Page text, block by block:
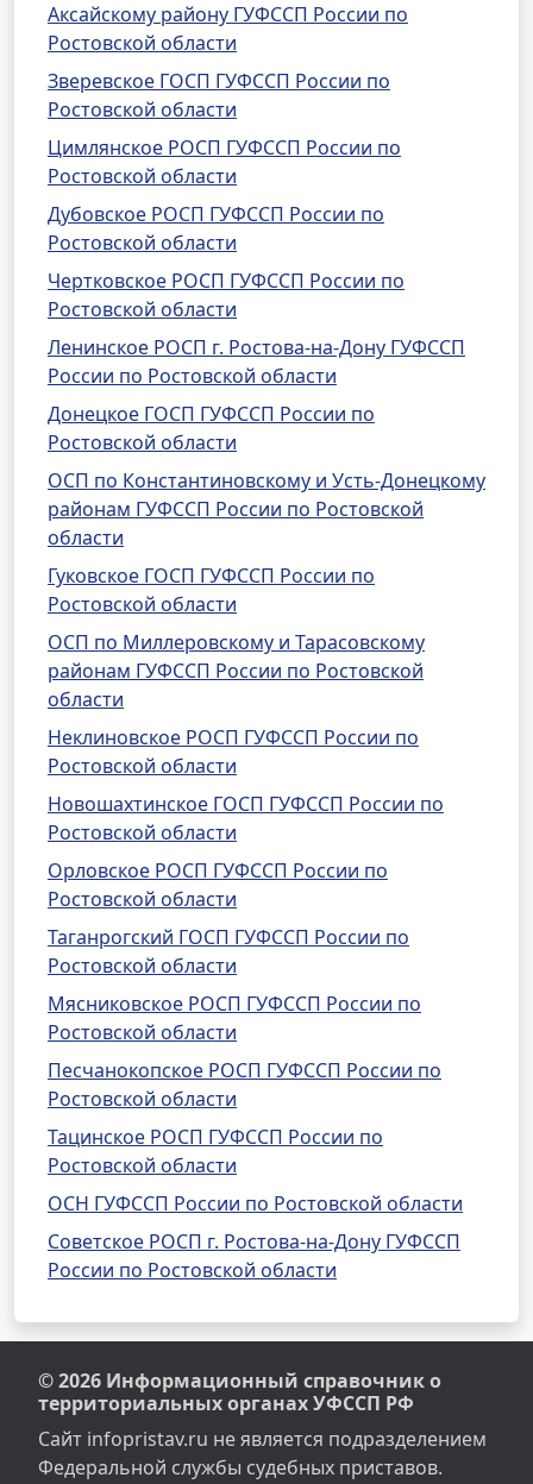
Аксайскому району ГУФССП России по
Ростовской области
Зверевское ГОСП ГУФССП России по
Ростовской области
Цимлянское РОСП ГУФССП России по
Ростовской области
Дубовское РОСП ГУФССП России по
Ростовской области
Чертковское РОСП ГУФССП России по
Ростовской области
Ленинское РОСП г. Ростова-на-Дону ГУФССП
России по Ростовской области
Донецкое ГОСП ГУФССП России по
Ростовской области
ОСП по Константиновскому и Усть-Донецкому
районам ГУФССП России по Ростовской
области
Гуковское ГОСП ГУФССП России по
Ростовской области
ОСП по Миллеровскому и Тарасовскому
районам ГУФССП России по Ростовской
области
Неклиновское РОСП ГУФССП России по
Ростовской области
Новошахтинское ГОСП ГУФССП России по
Ростовской области
Орловское РОСП ГУФССП России по
Ростовской области
Таганрогский ГОСП ГУФССП России по
Ростовской области
Мясниковское РОСП ГУФССП России по
Ростовской области
Песчанокопское РОСП ГУФССП России по
Ростовской области
Тацинское РОСП ГУФССП России по
Ростовской области
ОСН ГУФССП России по Ростовской области
Советское РОСП г. Ростова-на-Дону ГУФССП
России по Ростовской области
© 2026 Информационный справочник о
территориальных органах УФССП РФ
Сайт infopristav.ru не является подразделением
Федеральной службы судебных приставов.